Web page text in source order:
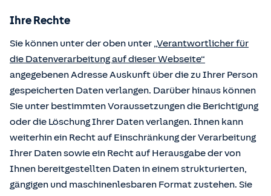
Ihre Rechte
Sie können unter der oben unter „Verantwortlicher für
die Datenverarbeitung auf dieser Webseite“
angegebenen Adresse Auskunft über die zu Ihrer Person
gespeicherten Daten verlangen. Darüber hinaus können
Sie unter bestimmten Voraussetzungen die Berichtigung
oder die Löschung Ihrer Daten verlangen. Ihnen kann
weiterhin ein Recht auf Einschränkung der Verarbeitung
Ihrer Daten sowie ein Recht auf Herausgabe der von
Ihnen bereitgestellten Daten in einem strukturierten,
gängigen und maschinenlesbaren Format zustehen. Sie